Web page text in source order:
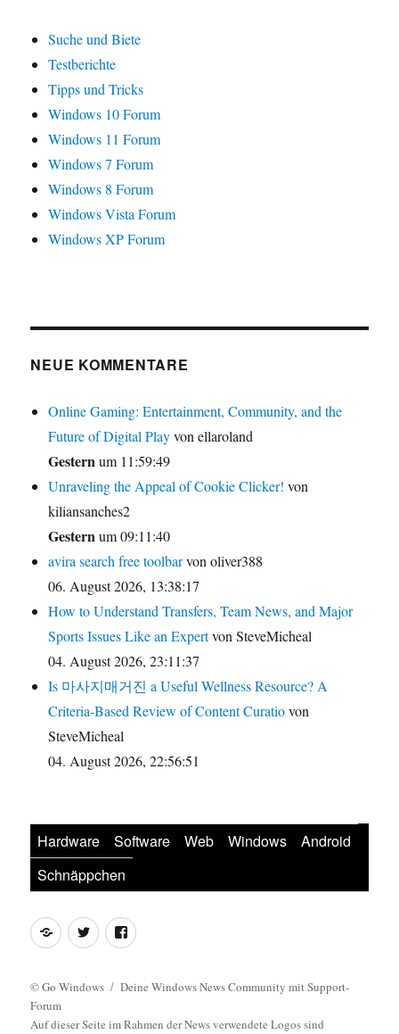
Suche und Biete
Testberichte
Tipps und Tricks
Windows 10 Forum
Windows 11 Forum
Windows 7 Forum
Windows 8 Forum
Windows Vista Forum
Windows XP Forum
NEUE KOMMENTARE
Online Gaming: Entertainment, Community, and the
Future of Digital Playvon ellaroland
Gesternum 11:59:49
Unraveling the Appeal of Cookie Clicker! von
kiliansanches2
Gesternum 09:11:40
avira search free toolbarvon oliver388
06. August 2026, 13:38:17
How to Understand Transfers, Team News, and Major
Sports Issues Like an Expertvon SteveMicheal
04. August 2026, 23:11:37
Is 마사지매거진 a Useful Wellness Resource? A
Criteria-Based Review of Content Curatiovon
SteveMicheal
04. August 2026, 22:56:51
Hardware Software Web Windows
Android
Schnäppchen
Feed TwitterFacebook
©Go Windows
Deine Windows News Community mit Support-
Forum
Auf dieser Seite im Rahmen der News verwendete Logos sind